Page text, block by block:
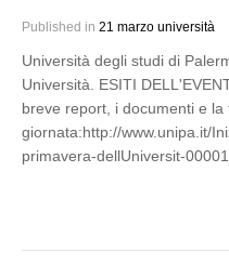
Published in 21 marzo università
Università degli studi di
Università. ESITI
breve report, i documenti e la
giornata:http://www.unipa.it/
primavera-dellUniversit-